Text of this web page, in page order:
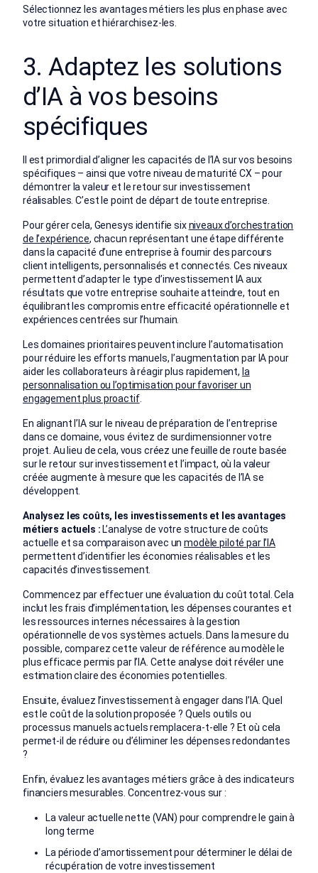
Sélectionnez les avantages métiers les plus en phase avec
votre situation et hiérarchisez-les.
3. Adaptez les solutions
d’IA à vos besoins
spécifiques
Il est primordial d’aligner les capacités de l’IA sur vos besoins
spécifiques – ainsi que votre niveau de maturité CX – pour
démontrer la valeur et le retour sur investissement
réalisables. C’est le point de départ de toute entreprise.
Pour gérer cela, Genesys identifie sixniveaux d’orchestration
de l’expérience, chacun représentant une étape différente
dans la capacité d’une entreprise à fournir des parcours
client intelligents, personnalisés et connectés. Ces niveaux
permettent d’adapter le type d’investissement IA aux
résultats que votre entreprise souhaite atteindre, tout en
équilibrant les compromis entre efficacité opérationnelle et
expériences centrées sur l’humain.
Les domaines prioritaires peuvent inclure l’automatisation
pour réduire les efforts manuels, l’augmentation par IA pour
aider les collaborateurs à réagir plus rapidement, la
personnalisation ou l’optimisation pour favoriser un
engagement plus proactif.
En alignant l’IA sur le niveau de préparation de l’entreprise
dans ce domaine, vous évitez de surdimensionner votre
projet. Au lieu de cela, vous créez une feuille de route basée
sur le retour sur investissement et l’impact, où la valeur
créée augmente à mesure que les capacités de l’IA se
développent.
Analysez les coûts, les investissements et les avantages
métiers actuels : L’analyse de votre structure de coûts
actuelle et sa comparaison avec unmodèle piloté par l’IA
permettent d’identifier les économies réalisables et les
capacités d’investissement.
Commencez par effectuer une évaluation du coût total. Cela
inclut les frais d’implémentation, les dépenses courantes et
les ressources internes nécessaires à la gestion
opérationnelle de vos systèmes actuels. Dans la mesure du
possible, comparez cette valeur de référence au modèle le
plus efficace permis par l’IA. Cette analyse doit révéler une
estimation claire des économies potentielles.
Ensuite, évaluez l’investissement à engager dans l’IA. Quel
est le coût de la solution proposée ? Quels outils ou
processus manuels actuels remplacera-t-elle ? Et où cela
permet-il de réduire ou d’éliminer les dépenses redondantes
?
Enfin, évaluez les avantages métiers grâce à des indicateurs
financiers mesurables. Concentrez-vous sur :
La valeur actuelle nette (VAN) pour comprendre le gain à
long terme
La période d’amortissement pour déterminer le délai de
récupération de votre investissement